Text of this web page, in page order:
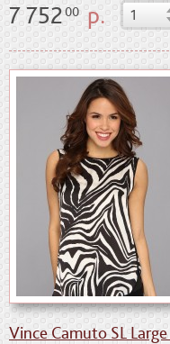
7 75200 р.
Vince Camuto SL